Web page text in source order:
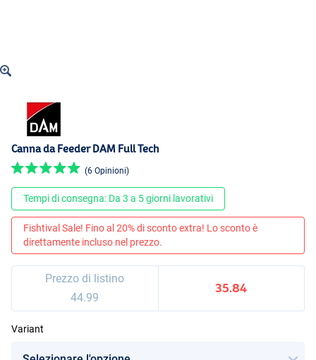
Canna da Feeder DAM Full Tech
(6 Opinioni)
Tempi di consegna: Da 3 a 5 giorni lavorativi
Fishtival Sale! Fino al 20% di sconto extra! Lo sconto è
direttamente incluso nel prezzo.
Prezzo di listino
44.99
35.84
Variant